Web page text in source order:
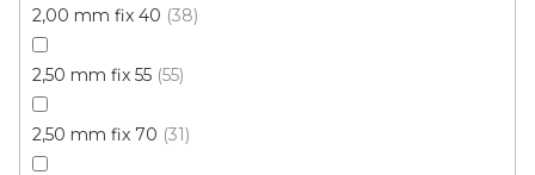
2,00 mm fix 40 38
2,50 mm fix 55 55
2,50 mm fix 70 31